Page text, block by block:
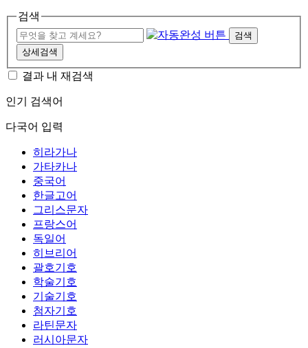
검색
검색
상세검색
결과 내 재검색
인기 검색어
다국어 입력
히라가나
가타카나
중국어
한글고어
그리스문자
프랑스어
독일어
히브리어
괄호기호
학술기호
기술기호
첨자기호
라틴문자
러시아문자